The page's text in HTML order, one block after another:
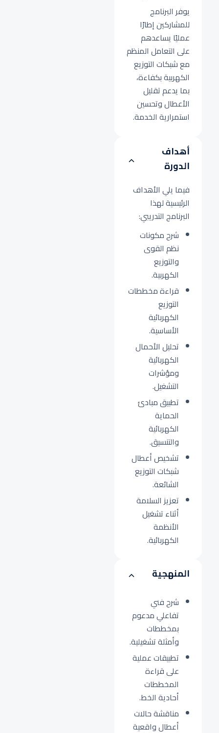
يوفر البرنامج
للمشاركين إطارًا
عمليًا يساعدهم
على التعامل المنظم
مع شبكات التوزيع
الكهربية بكفاءة،
بما يدعم تقليل
الأعطال وتحسين
استمرارية الخدمة.
أهداف
الدورة
فيما يلي الأهداف
الرئيسية لهذا
البرنامج التدريبي:
شرح مكونات
نظم القوى
والتوزيع
الكهربية.
قراءة مخططات
التوزيع
الكهربائية
الأساسية.
تحليل الأحمال
الكهربائية
ومؤشرات
التشغيل.
تطبيق مبادئ
الحماية
الكهربائية
والتنسيق.
تشخيص أعطال
شبكات التوزيع
الشائعة.
تعزيز السلامة
أثناء تشغيل
الأنظمة
الكهربائية.
المنهجية
شرح فني
تفاعلي مدعوم
بمخططات
وأمثلة تشغيلية.
تطبيقات عملية
على قراءة
المخططات
أحادية الخط.
مناقشة حالات
أعطال واقعية